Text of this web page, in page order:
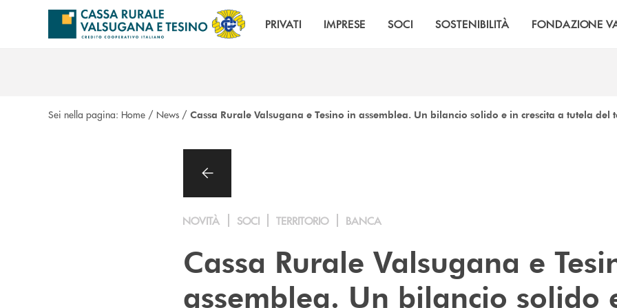
Salta al contenuto principale
PRIVATI IMPRESE SOCI SOSTENIBILITÀ FONDAZIONE
Sei nella pagina: Home / News / Cassa Rurale Valsugana e Tesino in assemblea. Un bilancio solido e in crescita a tutela del
NOVITÀ SOCI TERRITORIO BANCA
Cassa Rurale Valsugana e
assemblea. Un bilancio solido